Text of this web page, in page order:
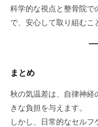
科学的な視点と整骨院で
で、安心して取り組むこ
まとめ
秋の気温差は、自律神経
きな負担を与えます。
しかし、日常的なセル